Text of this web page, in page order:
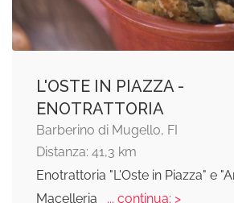
L'OSTE IN PIAZZA -
ENOTRATTORIA
Barberino di Mugello, FI
Distanza: 41,3 km
Enotrattoria "L'Oste in Piazza" e
Macelleria
... continua: >